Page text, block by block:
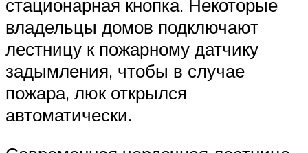
стационарная кнопка. Некоторые
владельцы домов подключают
лестницу к пожарному датчику
задымления, чтобы в случае
пожара, люк открылся
автоматически.